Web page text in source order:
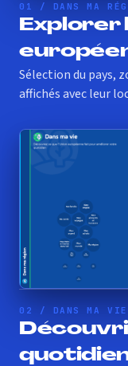
01 / DANS MA
Explorer
Sélection du pays,
affichés avec leur
02 / DANS MA VIE